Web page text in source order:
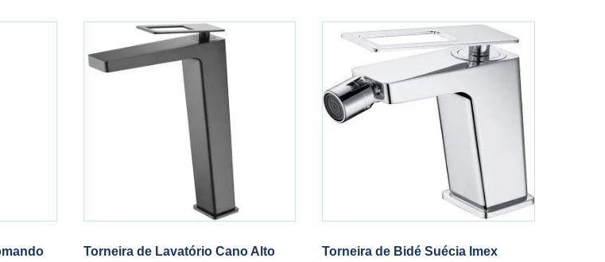
Torneira de Lavatório Cano Alto
Torneira de Bidé Suécia Imex